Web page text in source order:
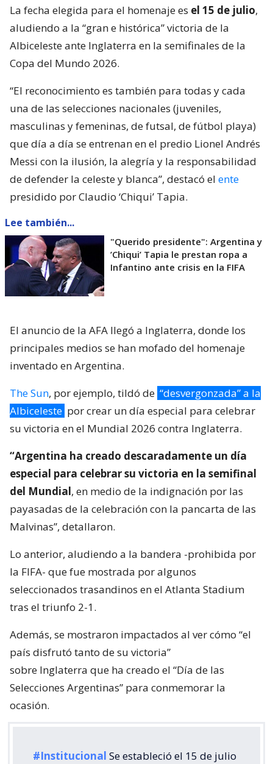
La fecha elegida para el homenaje es el 15 de julio,
aludiendo a la “gran e histórica” victoria de la
Albiceleste ante Inglaterra en la semifinales de la
Copa del Mundo 2026.
“El reconocimiento es también para todas y cada
una de las selecciones nacionales (juveniles,
masculinas y femeninas, de futsal, de fútbol playa)
que día a día se entrenan en el predio Lionel Andrés
Messi con la ilusión, la alegría y la responsabilidad
de defender la celeste y blanca”, destacó el ente
presidido por Claudio ‘Chiqui’ Tapia.
Lee también...
"Querido presidente": Argentina y
’Chiqui’ Tapia le prestan ropa a
Infantino ante crisis en la FIFA
El anuncio de la AFA llegó a Inglaterra, donde los
principales medios se han mofado del homenaje
inventado en Argentina.
The Sun, por ejemplo, tildó de “desvergonzada” a la
Albiceleste por crear un día especial para celebrar
su victoria en el Mundial 2026 contra Inglaterra.
“Argentina ha creado descaradamente un día
especial para celebrar su victoria en la semifinal
del Mundial, en medio de la indignación por las
payasadas de la celebración con la pancarta de las
Malvinas”, detallaron.
Lo anterior, aludiendo a la bandera -prohibida por
la FIFA- que fue mostrada por algunos
seleccionados trasandinos en el Atlanta Stadium
tras el triunfo 2-1.
Además, se mostraron impactados al ver cómo “el
país disfrutó tanto de su victoria”
sobre Inglaterra que ha creado el “Día de las
Selecciones Argentinas” para conmemorar la
ocasión.
#Institucional Se estableció el 15 de julio